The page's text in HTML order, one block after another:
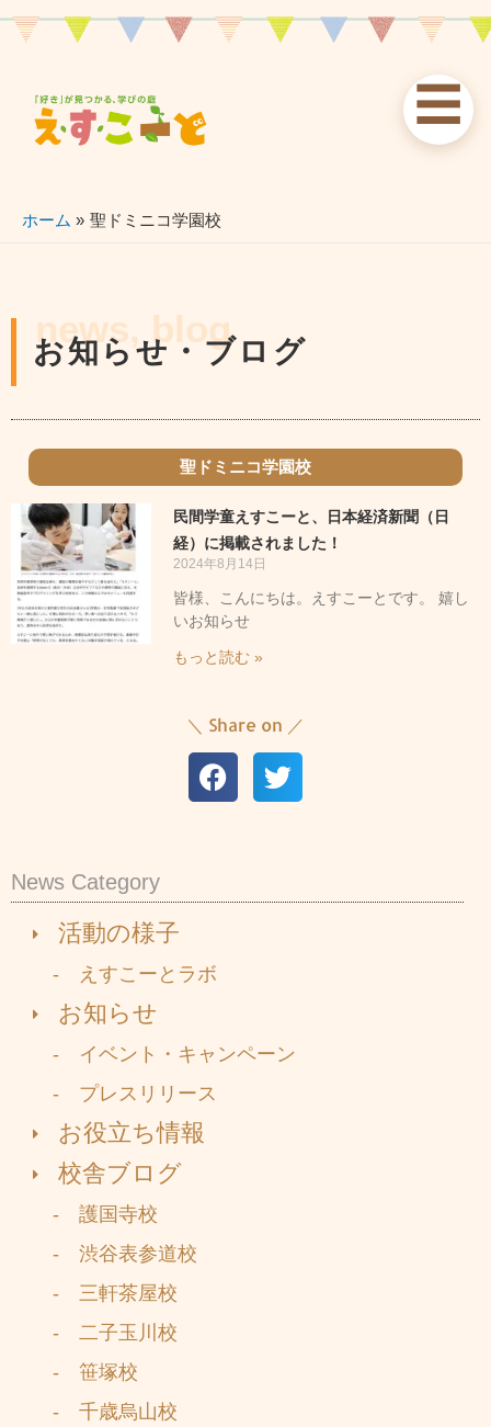
☰
お知らせ
news
えすこーと 各校案内
schools
ホーム 聖ドミニコ学園校
news, blog
お知らせ・ブログ
News Category
活動の様子
- えすこーとラボ
お知らせ
- イベント・キャンペーン
- プレスリリース
お役立ち情報
校舎ブログ
- 護国寺校
- 渋谷表参道校
- 三軒茶屋校
- 二子玉川校
- 笹塚校
- 千歳烏山校
聖ドミニコ学園校
民間学童えすこーと、日本経済新聞（日
経）に掲載されました！
2024年8月14日
皆様、こんにちは。えすこーとです。 嬉し
いお知らせ
もっと読む »
＼ Share on ／